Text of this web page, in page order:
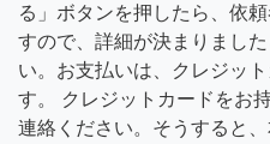
る」ボタンを押したら、依
すので、詳細が決まりまし
い。お支払いは、クレジッ
す。 クレジットカードをお
連絡ください。そうすると